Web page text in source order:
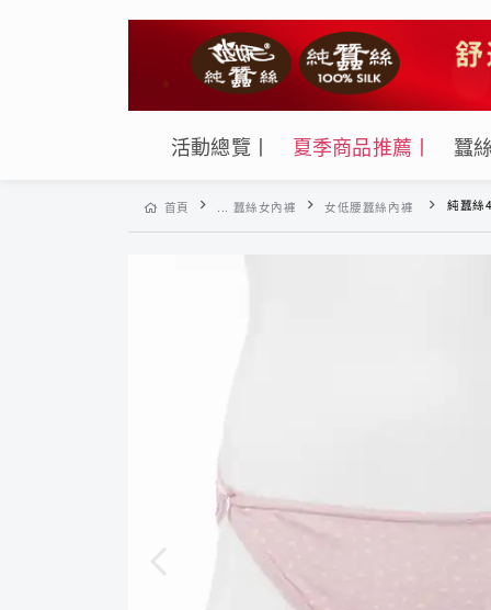
活動總覽丨 夏季商品推薦丨 蠶
首頁 ... 蠶絲女內褲 女低腰蠶絲內褲 純蠶絲42針